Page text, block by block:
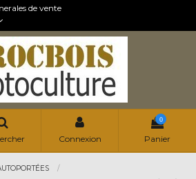
de vente
Connexion
0
Panier